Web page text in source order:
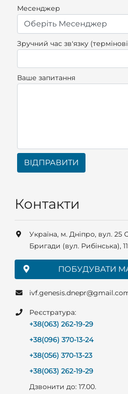
Месенджер
Оберіть Месенджер
Зручний час зв'язку
Ваше запитання
ВІДПРАВИТИ
Контакти
Українa, м. Дніпро, вул. 25
Бригади (вул. Рибінська),
ПОБУДУВАТИ
Реєстратура:
+38(063) 262-19-29
+38(096) 370-13-24
+38(056) 370-13-23
+38(063) 262-19-29
Дзвонити до: 17.00.